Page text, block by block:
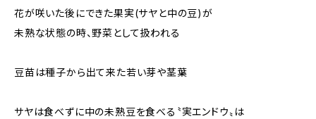
花が咲いた後にできた果実(サヤと中の豆)が
未熟な状態の時、野菜として扱われる
豆苗は種子から出て来た若い芽や茎葉
サヤは食べずに中の未熟豆を食べる〝実エンドウ〟は